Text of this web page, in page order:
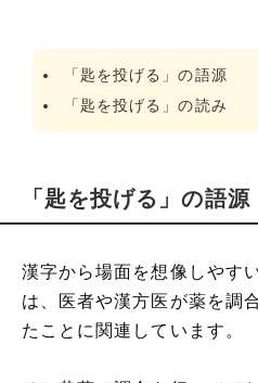
「匙を投げる」の語源
「匙を投げる」の読み
「匙を投げる」の語源
漢字から場面を想像しやす
は、医者や漢方医が薬を調
たことに関連しています。